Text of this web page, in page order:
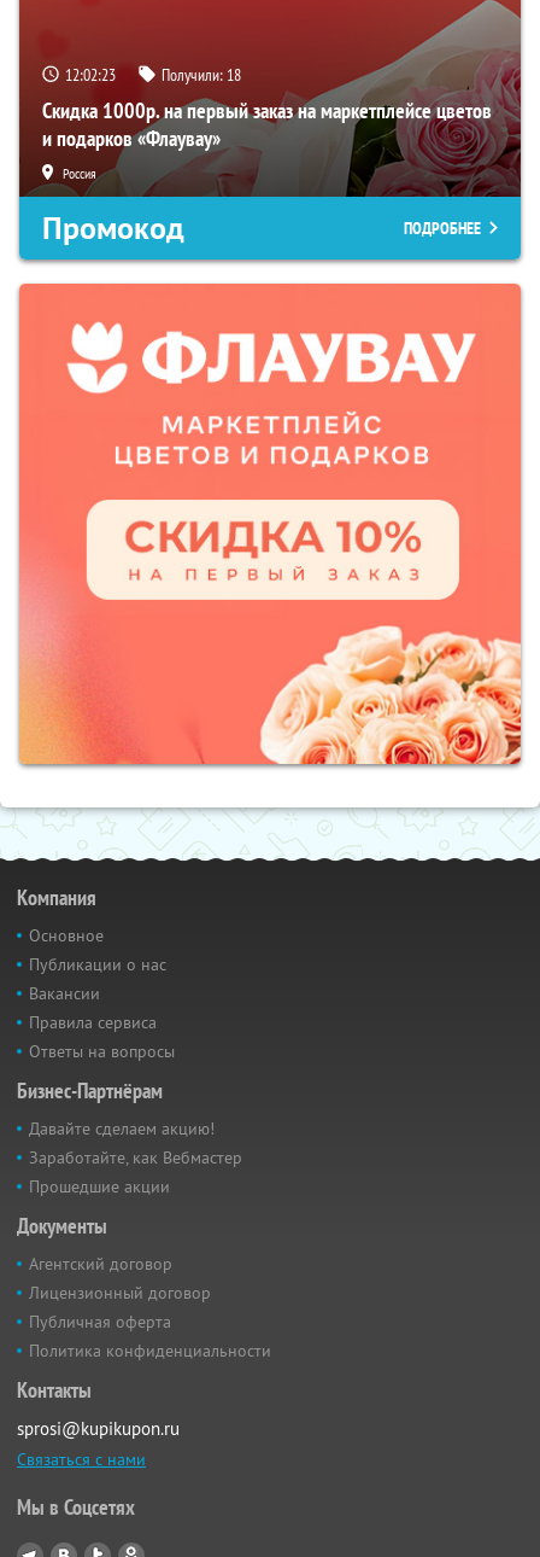
12:02:22 Получили: 18
Скидка 1000р. на первый заказ на маркетплейсе цветов
и подарков «Флаувау»
Россия
Промокод ПОДРОБНЕЕ
Компания
Основное
Публикации о нас
Вакансии
Правила сервиса
Ответы на вопросы
Бизнес-Партнёрам
Давайте сделаем акцию!
Заработайте, как Вебмастер
Прошедшие акции
Документы
Агентский договор
Лицензионный договор
Публичная оферта
Политика конфиденциальности
Контакты
sprosi@kupikupon.ru
Связаться с нами
Мы в Соцсетях